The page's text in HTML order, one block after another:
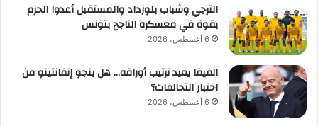
الترجي وشباب بلوزداد والمستقبل أعدوا الحزم
بقوة في معسكره الناجح بتونس
6 أغسطس، 2026
الفيفا يعيد ترتيب أوراقه… هل ينجو إنفانتينو من
اختبار التحالفات؟
6 أغسطس، 2026